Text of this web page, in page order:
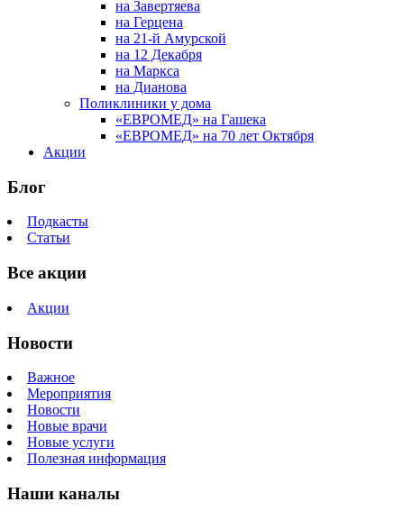
на Завертяева
на Герцена
на 21-й Амурской
на 12 Декабря
на Маркса
на Дианова
Поликлиники у дома
«ЕВРОМЕД» на Гашека
«ЕВРОМЕД» на 70 лет Октября
Акции
Блог
Подкасты
Статьи
Все акции
Акции
Новости
Важное
Мероприятия
Новости
Новые врачи
Новые услуги
Полезная информация
Наши каналы